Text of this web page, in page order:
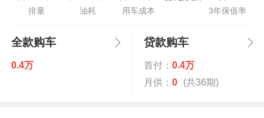
排量 油耗 用车成本 3年保值率
全款购车
0.4万
贷款购车
首付： 0.4万
月供： 0 (共36期)